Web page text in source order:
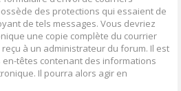
des protections qui essaient de
de tels messages. Vous devriez
une copie complète du courrier
à un administrateur du forum. Il est
en-têtes contenant des informations
Il pourra alors agir en